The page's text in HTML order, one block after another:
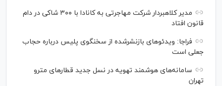
مدیر کلاهبردار شرکت مهاجرتی به کانادا با ۳۰۰ شاکی در دام
قانون افتاد
فراجا: ویدئو‌های بازنشرشده از سخنگوی پلیس درباره حجاب
جعلی است
سامانه‌های هوشمند تهویه در نسل جدید قطار‌های مترو
تهران